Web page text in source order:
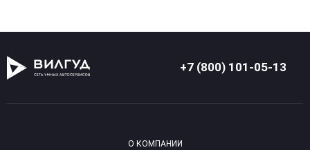
+7 (800) 101-05-13
О КОМПАНИИ